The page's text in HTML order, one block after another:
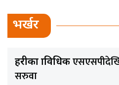
भर्खर
प्रहरीका प्राविधिक
सरुवा